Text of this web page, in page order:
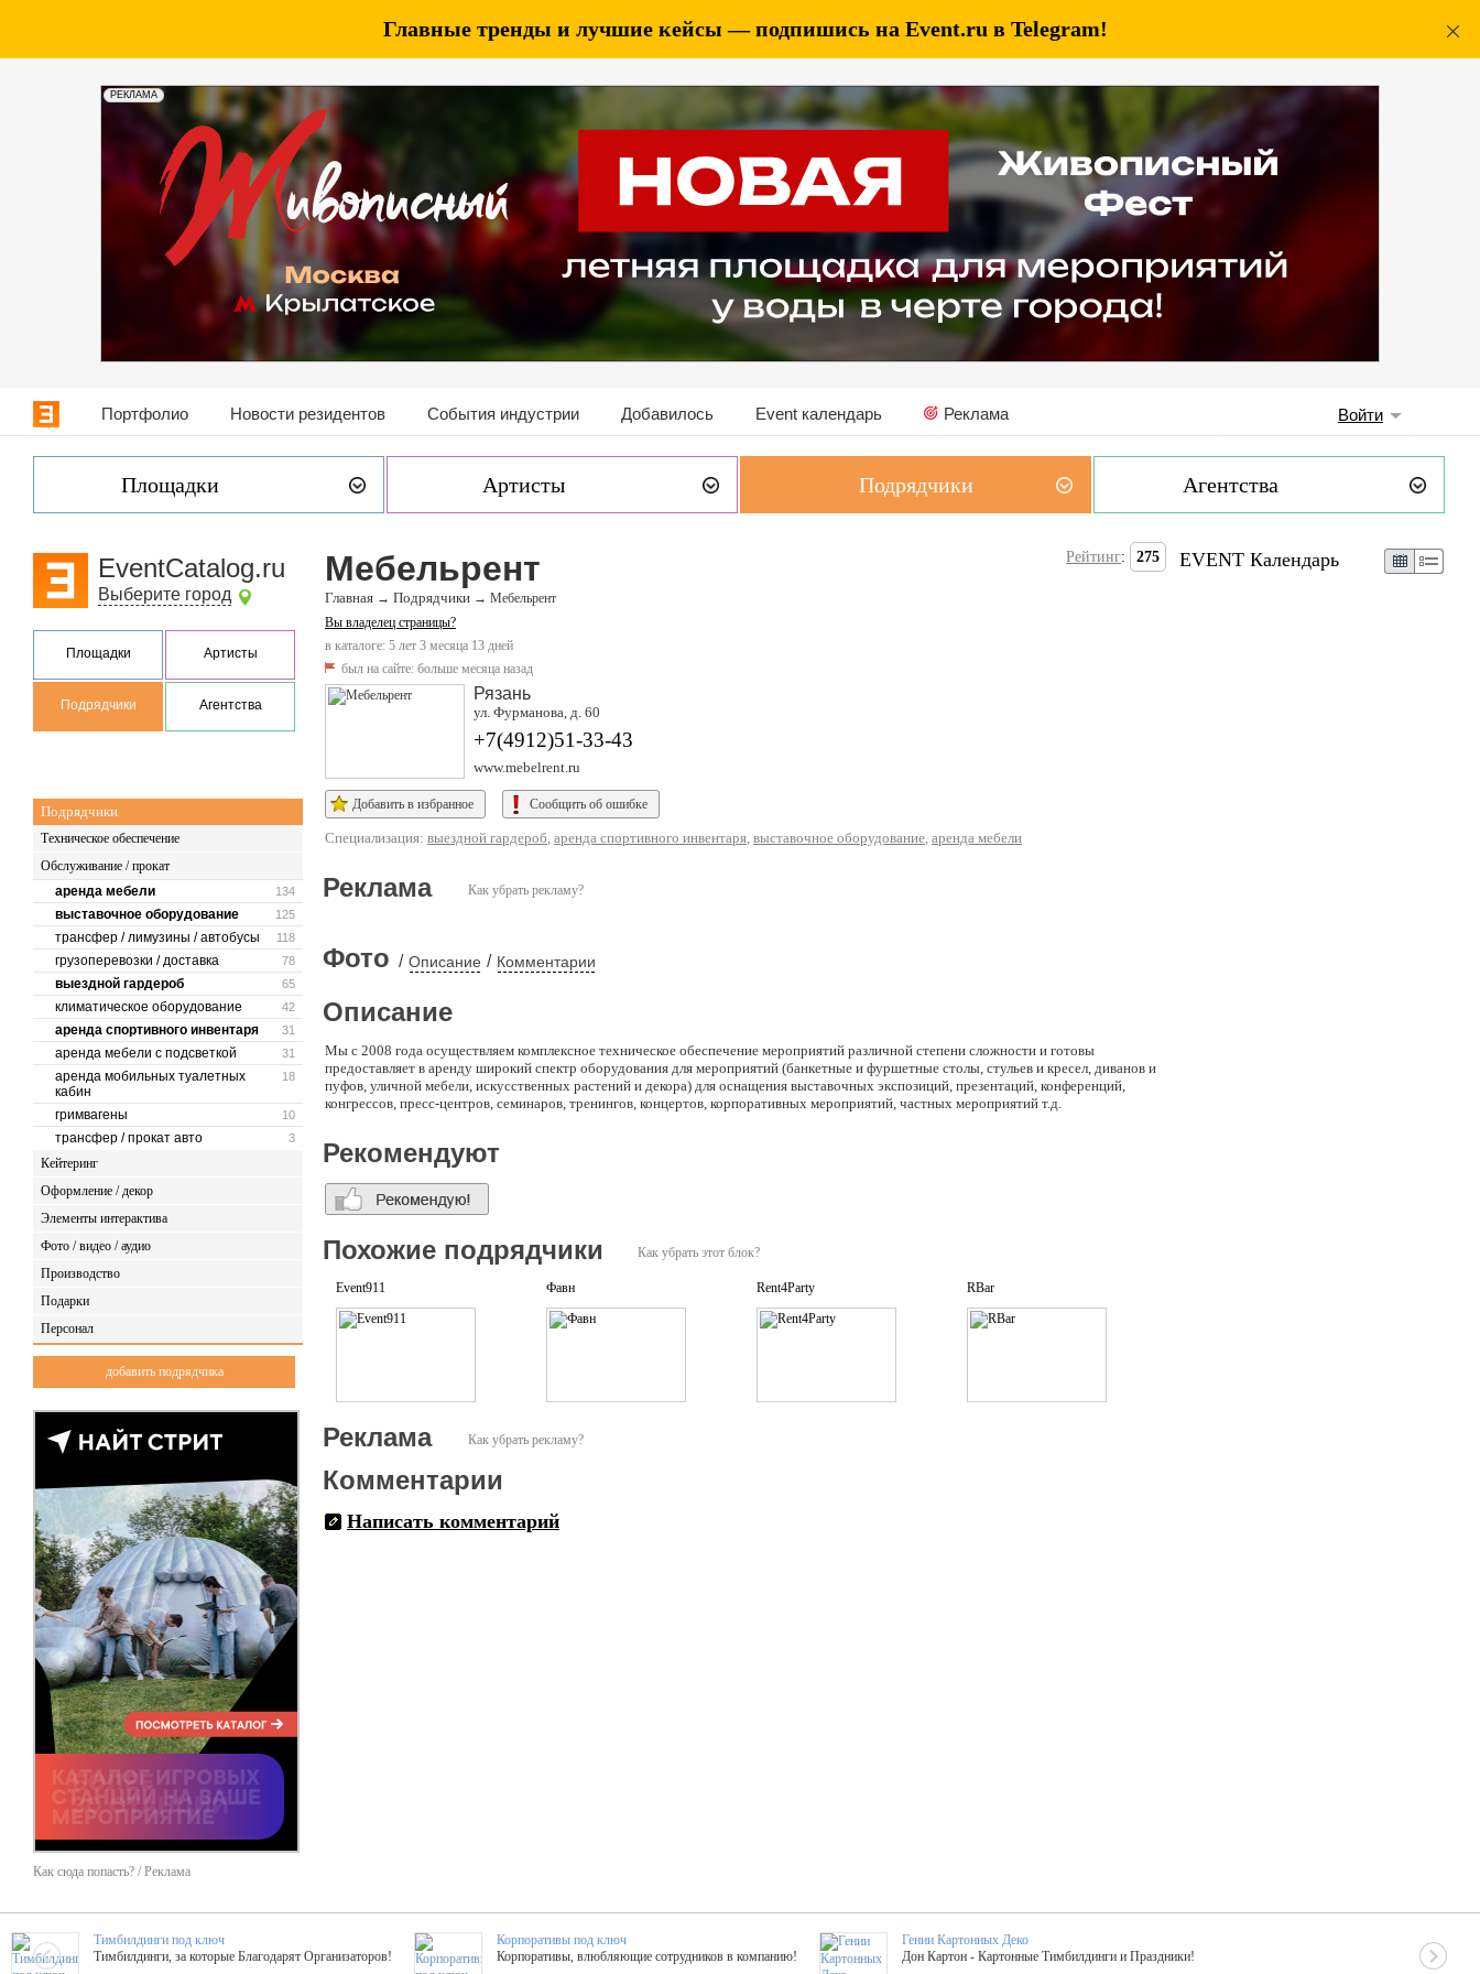
РЕКЛАМА
Главные тренды и лучшие кейсы — подпишись на Event.ru в Telegram!
Портфолио Новости резидентов События индустрии Добавилось Event календарь Реклама Войти
Площадки Артисты Подрядчики Агентства
EventCatalog.ru
Выберите город
Площадки Артисты
Подрядчики Агентства
Подрядчики
Техническое обеспечение
Обслуживание / прокат
134
аренда мебели
125
выставочное оборудование
118
трансфер / лимузины / автобусы
78
грузоперевозки / доставка
65
выездной гардероб
42
климатическое оборудование
31
аренда спортивного инвентаря
31
аренда мебели с подсветкой
18
аренда мобильных туалетных
кабин
10
гримвагены
3
трансфер / прокат авто
Кейтеринг
Оформление / декор
Элементы интерактива
Фото / видео / аудио
Производство
Подарки
Персонал
добавить подрядчика
Как сюда попасть? / Реклама
Мебельрент
Главная → Подрядчики → Мебельрент
Вы владелец страницы?
в каталоге: 5 лет 3 месяца 13 дней
был на сайте: больше месяца назад
Рейтинг: 275
Рязань
ул. Фурманова, д. 60
+7(4912)51-33-43
www.mebelrent.ru
Добавить в избранное Сообщить об ошибке
Специализация: выездной гардероб, аренда спортивного инвентаря, выставочное оборудование, аренда мебели
Как убрать рекламу?
Реклама
Фото / Описание / Комментарии
Описание
Мы с 2008 года осуществляем комплексное техническое обеспечение мероприятий различной степени сложности и готовы
предоставляет в аренду широкий спектр оборудования для мероприятий (банкетные и фуршетные столы, стульев и кресел, диванов и
пуфов, уличной мебели, искусственных растений и декора) для оснащения выставочных экспозиций, презентаций, конференций,
конгрессов, пресс-центров, семинаров, тренингов, концертов, корпоративных мероприятий, частных мероприятий т.д.
Рекомендуют
Как убрать этот блок?
Похожие подрядчики
Event911 Фавн Rent4Party RBar
Как убрать рекламу?
Реклама
Комментарии
Написать комментарий
EVENT Календарь
Тимбилдинги под ключ
Тимбилдинги, за которые Благодарят Организаторов!
Корпоративы под ключ
Корпоративы, влюбляющие сотрудников в компанию!
Гении Картонных Деко
Дон Картон - Картонные Тимбилдинги и Праздники!